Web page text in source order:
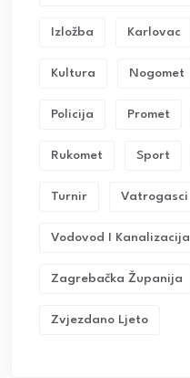
Izložba Karlovac
Kultura Nogomet
Policija Promet
Rukomet Sport
Turnir Vatrogasci
Vodovod I Kanalizacija
Zagrebačka Županija
Zvjezdano Ljeto